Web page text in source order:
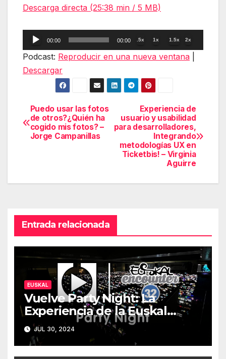
Descarga directa (25:38 min / 5 MB)
Reproductor
de
00:00 00:00 .5x 1x 1.5x 2x
Podcast: Reproducir en una nueva ventana
Descargar
Navegación
de
Experiencia de
usuario y usabilidad
para desarrolladores,
Integrando
metodologías UX en
Ticketbis! – Virginia
Aguirre
Puedo usar las fotos
de otros?¿Quién ha
cogido mis fotos? –
Jorge Campanillas
Entrada relacionada
EUSKAL
Vuelve Party Night: La
Experiencia de la Euskal
Encounter 32 – Party Night
2024
JUL 30, 2024